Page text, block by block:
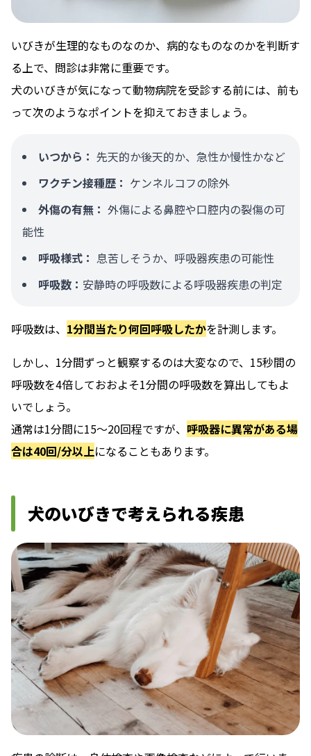
いびきが生理的なものなのか、病的なものなのかを判断す
る上で、問診は非常に重要です。
犬のいびきが気になって動物病院を受診する前には、前も
って次のようなポイントを抑えておきましょう。
いつから： 先天的か後天的か、急性か慢性かなど
ワクチン接種歴： ケンネルコフの除外
外傷の有無： 外傷による鼻腔や口腔内の裂傷の可
能性
呼吸様式： 息苦しそうか、呼吸器疾患の可能性
呼吸数： 安静時の呼吸数による呼吸器疾患の判定
呼吸数は、 1分間当たり何回呼吸したかを計測します。
しかし、1分間ずっと観察するのは大変なので、15秒間の
呼吸数を4倍しておおよそ1分間の呼吸数を算出してもよ
いでしょう。
通常は1分間に15〜20回程ですが、 呼吸器に異常がある場
合は40回/分以上になることもあります。
犬のいびきで考えられる疾患